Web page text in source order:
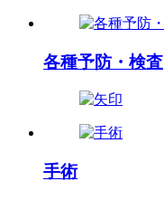
各種予防・検査
手術